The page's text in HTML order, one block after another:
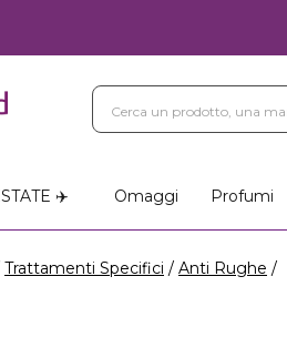
✈️ Omaggi Profumi
Trattamenti Specifici Anti Rughe